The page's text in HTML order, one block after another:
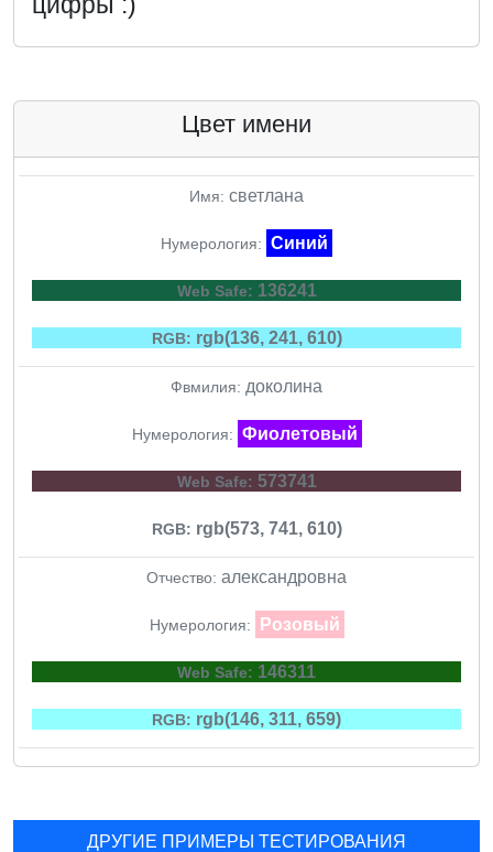
Цвет имени
Имя: светлана
Нумерология: Синий
Web Safe: 136241
RGB: rgb(136, 241, 610)
Фвмилия: доколина
Нумерология: Фиолетовый
Web Safe: 573741
RGB: rgb(573, 741, 610)
Отчество: александровна
Нумерология: Розовый
Web Safe: 146311
RGB: rgb(146, 311, 659)
ДРУГИЕ ПРИМЕРЫ ТЕСТИРОВАНИЯ